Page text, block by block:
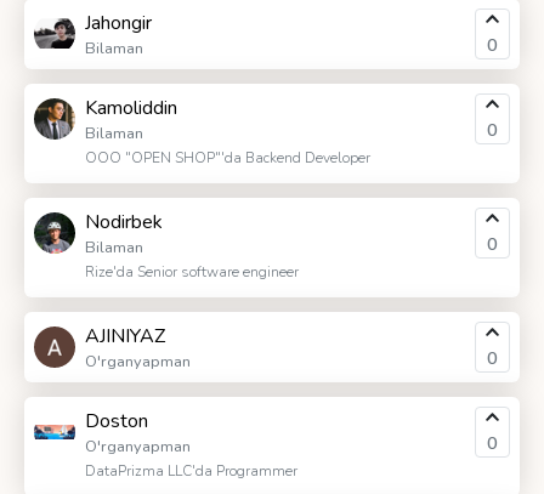
Jahongir
Bilaman 0
Kamoliddin
Bilaman
OOO "OPEN SHOP"'da Backend Developer
0
Nodirbek
Bilaman
Rize'da Senior software engineer
0
AJINIYAZ
O'rganyapman 0
Doston
O'rganyapman
DataPrizma LLC'da Programmer
0